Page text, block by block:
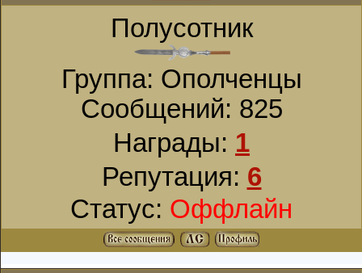
Полусотник
Группа: Ополченцы
Сообщений: 825
Награды: 1
Репутация: 6
Статус: Оффлайн